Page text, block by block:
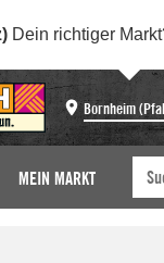
Dein richtiger
Bornheim
MEIN MARKT